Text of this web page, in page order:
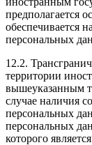
предполагается
обеспечивается
персональных
12.2.
территории
вышеуказанным
случае наличия
персональных
персональных
которого